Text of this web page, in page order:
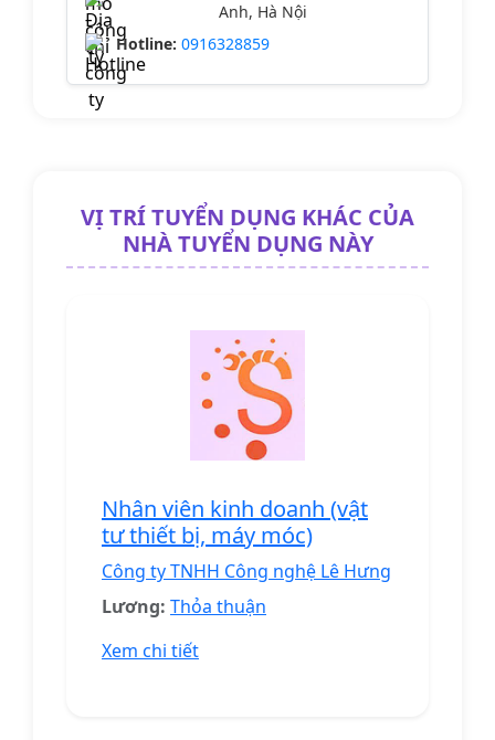
Anh, Hà Nội
Hotline: 0916328859
VỊ TRÍ TUYỂN DỤNG KHÁC CỦA
NHÀ TUYỂN DỤNG NÀY
Nhân viên kinh doanh (vật
tư thiết bị, máy móc)
Công ty TNHH Công nghệ Lê Hưng
Lương: Thỏa thuận
Xem chi tiết